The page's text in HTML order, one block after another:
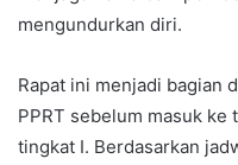
mengundurkan diri.
Rapat ini menjadi bagian
PPRT sebelum masuk ke
tingkat I. Berdasarkan